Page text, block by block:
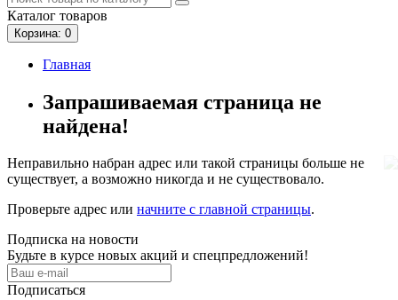
Каталог товаров
Корзина: 0
Главная
Запрашиваемая страница не
найдена!
Неправильно набран адрес или такой страницы больше не
существует, а возможно никогда и не существовало.
Проверьте адрес или начните с главной страницы.
Подписка на новости
Будьте в курсе новых акций и спецпредложений!
Подписаться